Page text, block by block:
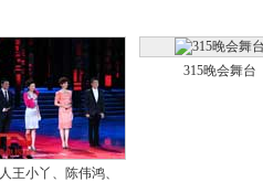
王小丫、陈伟鸿、
315晚会舞台